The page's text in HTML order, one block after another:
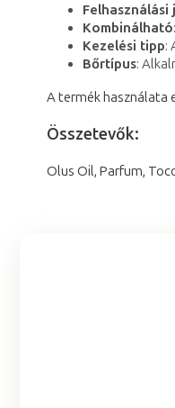
Felhasználási
Kombinálható
Kezelési tipp:
Bőrtípus:
A termék használata
Összetevők:
Olus Oil, Parfum,